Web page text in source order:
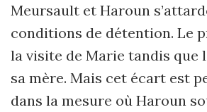
Meursault et Haroun
conditions de détention. Le
la visite de Marie tandis que
sa mère. Mais cet écart est
dans la mesure où Haroun